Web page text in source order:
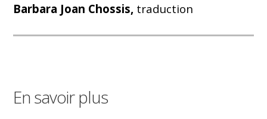
Barbara Joan Chossis, traduction
En savoir plus